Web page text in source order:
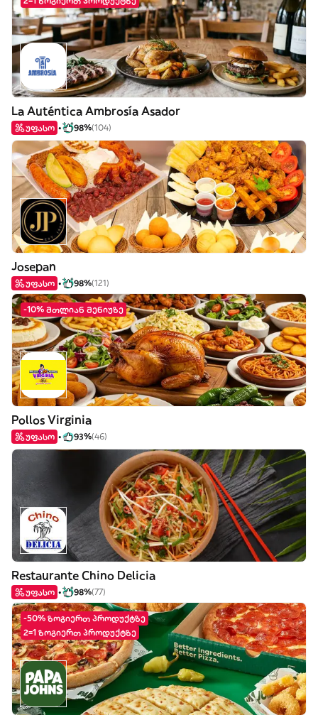
La Auténtica Ambrosía Asador
უფასო 98%(104)
Josepan
უფასო 98%(121)
-10% მთლიან მენიუზე
Pollos Virginia
უფასო 93%(46)
Restaurante Chino Delicia
უფასო 98%(77)
-50% ზოგიერთ პროდუქტზე
2=1 ზოგიერთ პროდუქტზე